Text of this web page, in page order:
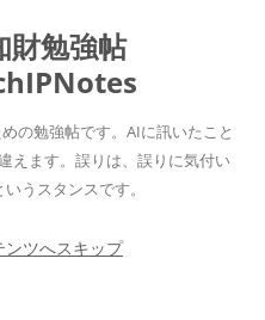
財勉強帖
の勉強帖です。AIに訊いたこと
えます。誤りは、誤りに気付い
うスタンスです。
ンツへスキップ